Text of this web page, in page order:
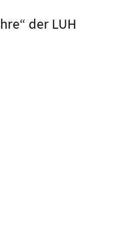
der LUH